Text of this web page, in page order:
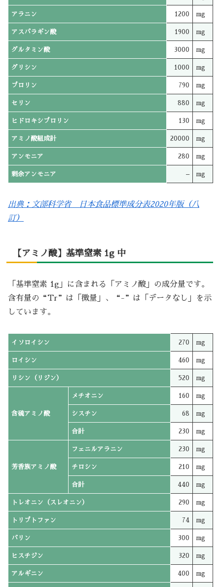
アラニン 1200 mg
アスパラギン酸 1900 mg
グルタミン酸 3000 mg
グリシン 1000 mg
プロリン 790 mg
セリン 880 mg
ヒドロキシプロリン 130 mg
アミノ酸組成計 20000 mg
アンモニア 280 mg
剰余アンモニア – mg
出典：文部科学省 日本食品標準成分表2020年版（八
訂）
【アミノ酸】基準窒素 1g 中
「基準窒素 1g」に含まれる「アミノ酸」の成分量です。
含有量の“Tr”は「微量」、“-”は「データなし」を示
しています。
イソロイシン 270 mg
ロイシン 460 mg
リシン（リジン） 520 mg
含硫アミノ酸
メチオニン 160 mg
シスチン 68 mg
合計 230 mg
芳香族アミノ酸
フェニルアラニン 230 mg
チロシン 210 mg
合計 440 mg
トレオニン（スレオニン） 290 mg
トリプトファン 74 mg
バリン 300 mg
ヒスチジン 320 mg
アルギニン 400 mg